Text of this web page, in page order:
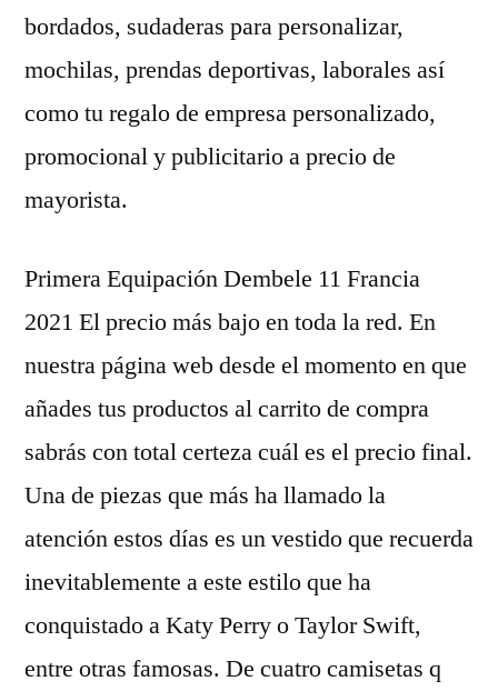
bordados, sudaderas para personalizar,
mochilas, prendas deportivas, laborales así
como tu regalo de empresa personalizado,
promocional y publicitario a precio de
mayorista.
Primera Equipación Dembele 11 Francia
2021 El precio más bajo en toda la red. En
nuestra página web desde el momento en que
añades tus productos al carrito de compra
sabrás con total certeza cuál es el precio final.
Una de piezas que más ha llamado la
atención estos días es un vestido que recuerda
inevitablemente a este estilo que ha
conquistado a Katy Perry o Taylor Swift,
entre otras famosas. De cuatro camisetas q